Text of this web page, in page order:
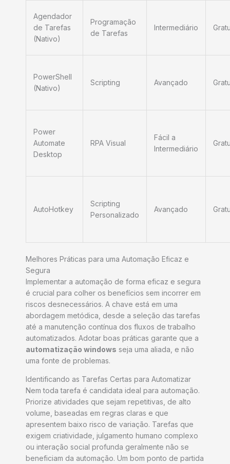
Agendador
de Tarefas
(Nativo)
Programação
de Tarefas
Intermediário
PowerShell
(Nativo)
Scripting Avançado
Power
Automate
Desktop
RPA Visual
Fácil a
Intermediário
AutoHotkey
Scripting
Personalizado
Avançado
Melhores Práticas para uma Automação Eficaz e
Segura
Implementar a automação de forma eficaz e segura
é crucial para colher os benefícios sem incorrer em
riscos desnecessários. A chave está em uma
abordagem metódica, desde a seleção das tarefas
até a manutenção contínua dos fluxos de trabalho
automatizados. Adotar boas práticas garante que a
automatização windows seja uma aliada, e não
uma fonte de problemas.
Identificando as Tarefas Certas para Automatizar
Nem toda tarefa é candidata ideal para automação.
Priorize atividades que sejam repetitivas, de alto
volume, baseadas em regras claras e que
apresentem baixo risco de variação. Tarefas que
exigem criatividade, julgamento humano complexo
ou interação social profunda geralmente não se
beneficiam da automação. Um bom ponto de partida